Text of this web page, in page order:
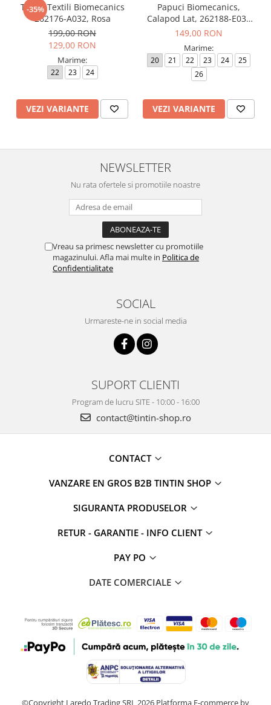
-35%
Tenisi Textili Biomecanics
262176-A032, Rosa
199,00 RON
129,00 RON
Marime:
22 23 24
VEZI VARIANTE
Papuci Biomecanics,
Calapod Lat, 262188-E032
Rosa, Wider Biohome
149,00 RON
Marime:
20 21 22 23 24
25
26
VEZI VARIANTE
NEWSLETTER
Nu rata ofertele si promotiile noastre
Vreau sa primesc newsletter cu promotiile
magazinului. Afla mai multe in Politica de
Confidentialitate
SOCIAL
Urmareste-ne in social media
SUPORT CLIENTI
Program de lucru SITE - 10:00 - 16:00
contact@tintin-shop.ro
CONTACT
VANZARE EN GROS B2B TINTIN SHOP
SIGURANTA PRODUSELOR
RETUR - GARANTIE - INFO CLIENT
PAY PO
DATE COMERCIALE
©Copyright Laredo Trading SRL 2026 Platforma E-commerce by